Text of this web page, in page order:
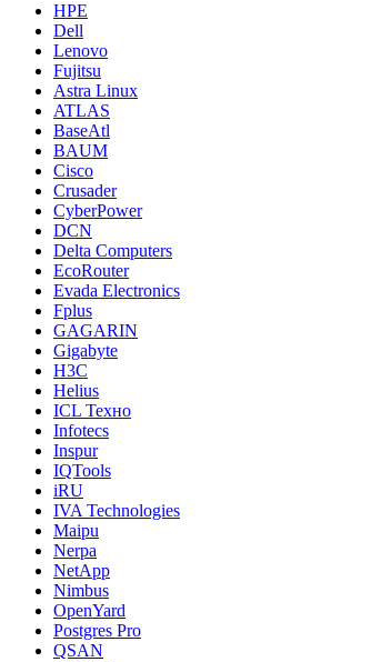
HPE
Dell
Lenovo
Fujitsu
Astra Linux
ATLAS
BaseAtl
BAUM
Cisco
Crusader
CyberPower
DCN
Delta Computers
EcoRouter
Evada Electronics
Fplus
GAGARIN
Gigabyte
H3C
Helius
ICL Техно
Infotecs
Inspur
IQTools
iRU
IVA Technologies
Maipu
Nerpa
NetApp
Nimbus
OpenYard
Postgres Pro
QSAN